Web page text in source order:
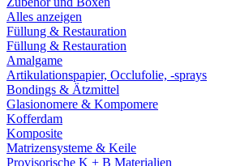
Alles anzeigen
Füllung & Restauration
Füllung & Restauration
Amalgame
Artikulationspapier, Occlufolie, -sprays
Bondings & Ätzmittel
Glasionomere & Kompomere
Kofferdam
Komposite
Matrizensysteme & Keile
Provisorische K + B Materialien